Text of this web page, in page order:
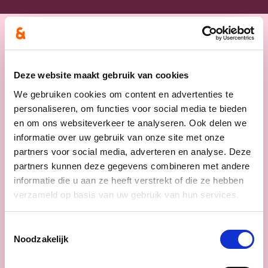
Deze website maakt gebruik van cookies
We gebruiken cookies om content en advertenties te
personaliseren, om functies voor social media te bieden
en om ons websiteverkeer te analyseren. Ook delen we
informatie over uw gebruik van onze site met onze
partners voor social media, adverteren en analyse. Deze
partners kunnen deze gegevens combineren met andere
informatie die u aan ze heeft verstrekt of die ze hebben
verzameld op basis van uw gebruik van hun services.
Noodzakelijk
Nieuws